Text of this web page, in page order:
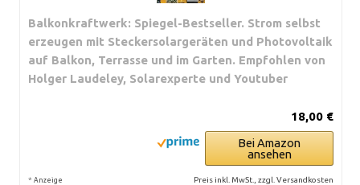
Balkonkraftwerk: Spiegel-Bestseller. Strom selbst
erzeugen mit Steckersolargeräten und Photovoltaik
auf Balkon, Terrasse und im Garten. Empfohlen von
Holger Laudeley, Solarexperte und Youtuber
18,00 €
Bei Amazon
ansehen
* Anzeige Preis inkl. MwSt., zzgl. Versandkosten